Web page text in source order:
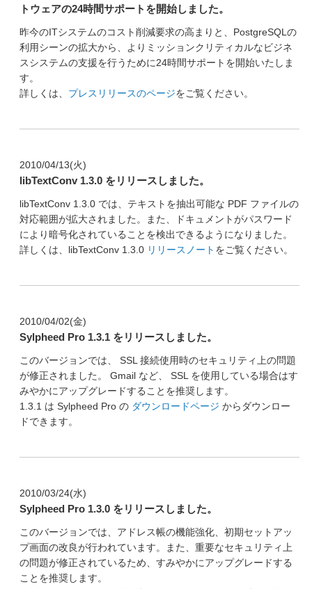
トウェアの24時間サポートを開始しました。
昨今のITシステムのコスト削減要求の高まりと、PostgreSQLの
利用シーンの拡大から、よりミッションクリティカルなビジネ
スシステムの支援を行うために24時間サポートを開始いたしま
す。
詳しくは、 プレスリリースのページをご覧ください。
2010/04/13(火)
libTextConv 1.3.0 をリリースしました。
libTextConv 1.3.0 では、テキストを抽出可能な PDF ファイルの
対応範囲が拡大されました。また、ドキュメントがパスワード
により暗号化されていることを検出できるようになりました。
詳しくは、libTextConv 1.3.0 リリースノート をご覧ください。
2010/04/02(金)
Sylpheed Pro 1.3.1 をリリースしました。
このバージョンでは、 SSL 接続使用時のセキュリティ上の問題
が修正されました。 Gmail など、 SSL を使用している場合はす
みやかにアップグレードすることを推奨します。
1.3.1 は Sylpheed Pro の ダウンロードページ からダウンロー
ドできます。
2010/03/24(水)
Sylpheed Pro 1.3.0 をリリースしました。
このバージョンでは、アドレス帳の機能強化、初期セットアッ
プ画面の改良が行われています。また、重要なセキュリティ上
の問題が修正されているため、すみやかにアップグレードする
ことを推奨します。